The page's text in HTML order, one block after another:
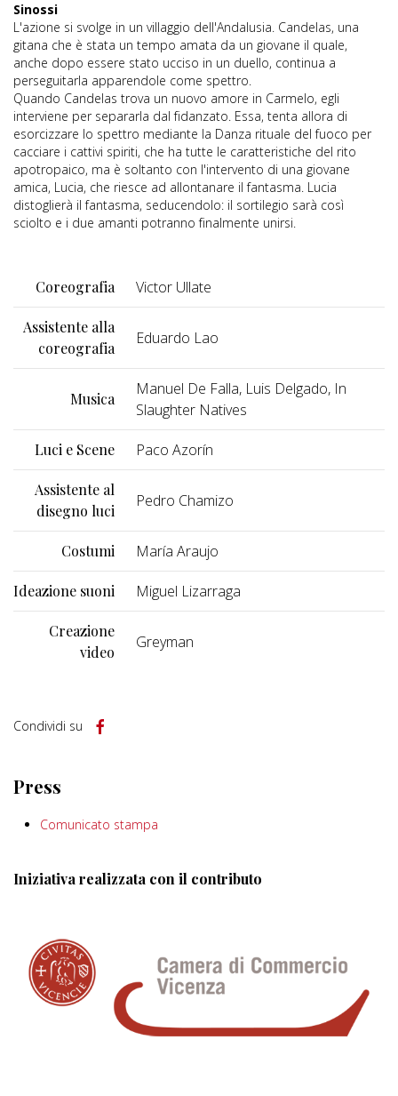
Sinossi
L'azione si svolge in un villaggio dell'Andalusia. Candelas, una
gitana che è stata un tempo amata da un giovane il quale,
anche dopo essere stato ucciso in un duello, continua a
perseguitarla apparendole come spettro.
Quando Candelas trova un nuovo amore in Carmelo, egli
interviene per separarla dal fidanzato. Essa, tenta allora di
esorcizzare lo spettro mediante la Danza rituale del fuoco per
cacciare i cattivi spiriti, che ha tutte le caratteristiche del rito
apotropaico, ma è soltanto con l'intervento di una giovane
amica, Lucia, che riesce ad allontanare il fantasma. Lucia
distoglierà il fantasma, seducendolo: il sortilegio sarà così
sciolto e i due amanti potranno finalmente unirsi.
Coreografia Victor Ullate
Assistente alla
coreografia
Eduardo Lao
Musica
Manuel De Falla, Luis Delgado, In
Slaughter Natives
Luci e Scene Paco Azorín
Assistente al
disegno luci
Pedro Chamizo
Costumi María Araujo
Ideazione suoni Miguel Lizarraga
Creazione
video
Greyman
Condividi su
Press
Comunicato stampa
Iniziativa realizzata con il contributo